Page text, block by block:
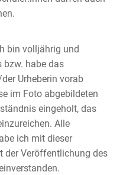
bin volljährig und
bzw. habe das
Urheberin vorab
im Foto abgebildeten
eingeholt, das
Alle
ich mit dieser
der Veröffentlichung des